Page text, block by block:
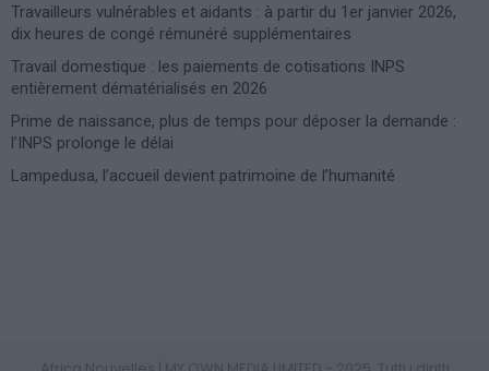
Travailleurs vulnérables et aidants : à partir du 1er janvier 2026,
dix heures de congé rémunéré supplémentaires
Travail domestique : les paiements de cotisations INPS
entièrement dématérialisés en 2026
Prime de naissance, plus de temps pour déposer la demande :
l’INPS prolonge le délai
Lampedusa, l’accueil devient patrimoine de l’humanité